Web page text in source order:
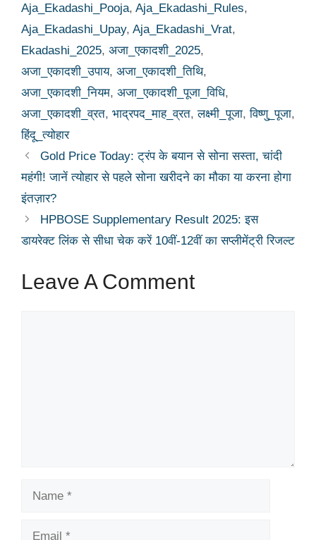
Aja_Ekadashi_Pooja, Aja_Ekadashi_Rules,
Aja_Ekadashi_Upay, Aja_Ekadashi_Vrat,
Ekadashi_2025, अजा_एकादशी_2025,
अजा_एकादशी_उपाय, अजा_एकादशी_तिथि,
अजा_एकादशी_नियम, अजा_एकादशी_पूजा_विधि,
अजा_एकादशी_व्रत, भाद्रपद_माह_व्रत,लक्ष्मी_पूजा,विष्णु_पूजा,
हिंदू_त्योहार
Gold Price Today: ट्रंप के बयान से सोना सस्ता, चांदी
महंगी! जानें त्योहार से पहले सोना खरीदने का मौका या करना होगा
इंतज़ार?
HPBOSE Supplementary Result 2025: इस
डायरेक्ट लिंक से सीधा चेक करें 10वीं-12वीं का सप्लीमेंट्री रिजल्ट
Leave A Comment